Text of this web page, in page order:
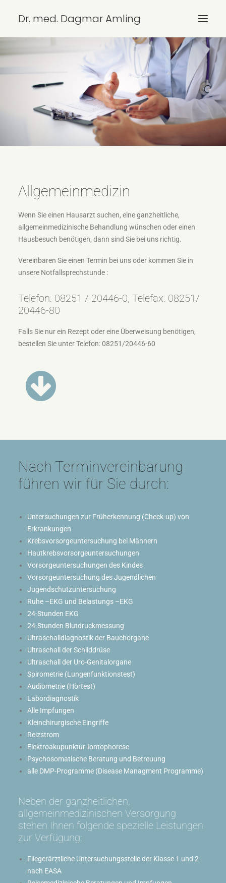
Dr. med. Dagmar Amling
LEISTUNGEN
IMPRESSUM
Allgemeinmedizin
Wenn Sie einen Hausarzt suchen, eine ganzheitliche,
allgemeinmedizinische Behandlung wünschen oder einen
Hausbesuch benötigen, dann sind Sie bei uns richtig.
Vereinbaren Sie einen Termin bei uns oder kommen Sie in
unsere Notfallsprechstunde :
Telefon: 08251 / 20446-0, Telefax: 08251/
20446-80
Falls Sie nur ein Rezept oder eine Überweisung benötigen,
bestellen Sie unterTelefon: 08251/20446-60
Nach Terminvereinbarung
führen wir für Sie durch:
Untersuchungen zur Früherkennung (Check-up) von
Erkrankungen
Krebsvorsorgeuntersuchung bei Männern
Hautkrebsvorsorgeuntersuchungen
Vorsorgeuntersuchungen des Kindes
Vorsorgeuntersuchung des Jugendlichen
Jugendschutzuntersuchung
Ruhe –EKG und Belastungs –EKG
24-Stunden EKG
24-Stunden Blutdruckmessung
Ultraschalldiagnostik der Bauchorgane
Ultraschall der Schilddrüse
Ultraschall der Uro-Genitalorgane
Spirometrie (Lungenfunktionstest)
Audiometrie (Hörtest)
Labordiagnostik
Alle Impfungen
Kleinchirurgische Eingriffe
Reizstrom
Elektroakupunktur-Iontophorese
Psychosomatische Beratung und Betreuung
alle DMP-Programme (Disease Managment Programme)
Neben der ganzheitlichen,
allgemeinmedizinischen Versorgung
stehen Ihnen folgende spezielle Leistungen
zur Verfügung:
Fliegerärztliche Untersuchungsstelle der Klasse 1 und 2
nach EASA